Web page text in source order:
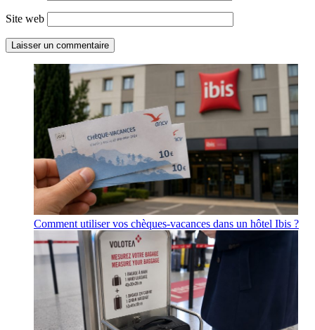
Site web
Comment utiliser vos chèques-vacances dans un hôtel Ibis ?